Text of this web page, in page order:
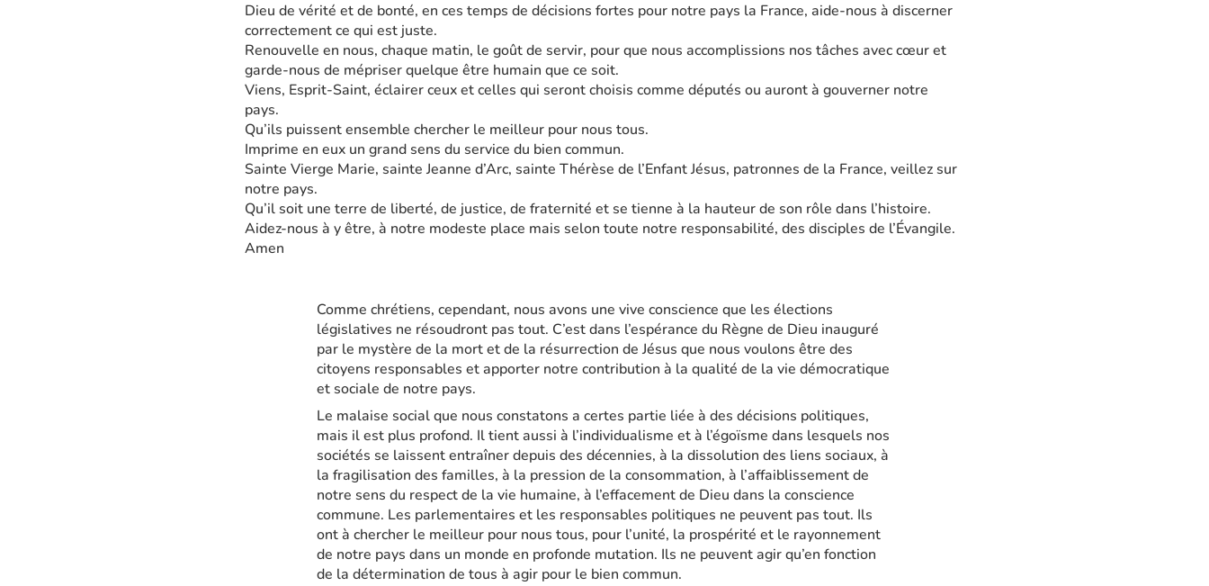
Dieu de vérité et de bonté, en ces temps de décisions fortes pour notre pays la France, aide-nous à discerner
correctement ce qui est juste.
Renouvelle en nous, chaque matin, le goût de servir, pour que nous accomplissions nos tâches avec cœur et
garde-nous de mépriser quelque être humain que ce soit.
Viens, Esprit-Saint, éclairer ceux et celles qui seront choisis comme députés ou auront à gouverner notre
pays.
Qu’ils puissent ensemble chercher le meilleur pour nous tous.
Imprime en eux un grand sens du service du bien commun.
Sainte Vierge Marie, sainte Jeanne d’Arc, sainte Thérèse de l’Enfant Jésus, patronnes de la France, veillez sur
notre pays.
Qu’il soit une terre de liberté, de justice, de fraternité et se tienne à la hauteur de son rôle dans l’histoire.
Aidez-nous à y être, à notre modeste place mais selon toute notre responsabilité, des disciples de l’Évangile.
Amen
Comme chrétiens, cependant, nous avons une vive conscience que les élections
législatives ne résoudront pas tout. C’est dans l’espérance du Règne de Dieu inauguré
par le mystère de la mort et de la résurrection de Jésus que nous voulons être des
citoyens responsables et apporter notre contribution à la qualité de la vie démocratique
et sociale de notre pays.
Le malaise social que nous constatons a certes partie liée à des décisions politiques,
mais il est plus profond. Il tient aussi à l’individualisme et à l’égoïsme dans lesquels nos
sociétés se laissent entraîner depuis des décennies, à la dissolution des liens sociaux, à
la fragilisation des familles, à la pression de la consommation, à l’affaiblissement de
notre sens du respect de la vie humaine, à l’effacement de Dieu dans la conscience
commune. Les parlementaires et les responsables politiques ne peuvent pas tout. Ils
ont à chercher le meilleur pour nous tous, pour l’unité, la prospérité et le rayonnement
de notre pays dans un monde en profonde mutation. Ils ne peuvent agir qu’en fonction
de la détermination de tous à agir pour le bien commun.